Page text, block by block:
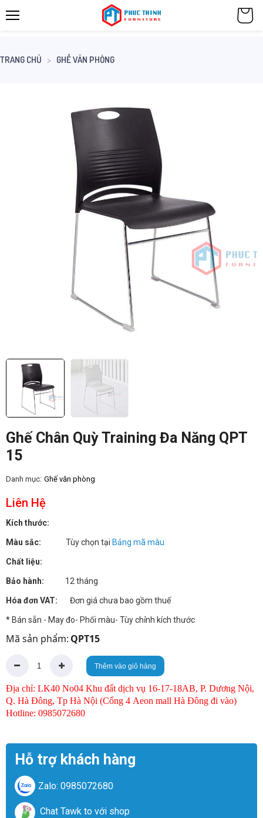
TRANG CHỦ GHẾ VĂN PHÒNG
Ghế Chân Quỳ Training Đa Năng QPT
15
Danh mục: Ghế văn phòng
Liên Hệ
Kích thước:
Màu sắc: Tùy chọn tại Bảng mã màu
Chất liệu:
Bảo hành: 12 tháng
Hóa đơn VAT: Đơn giá chưa bao gồm thuế
* Bán sẵn - May đo- Phối màu- Tùy chỉnh kích thước
Mã sản phẩm: QPT15
Thêm vào giỏ hàng
Địa chỉ: LK40 No04 Khu đất dịch vụ 16-17-18AB, P. Dương Nội,
Q. Hà Đông, Tp Hà Nội (Cổng 4 Aeon mall Hà Đông đi vào)
Hotline: 0985072680
Hỗ trợ khách hàng
Zalo: 0985072680
Chat Tawk to với shop